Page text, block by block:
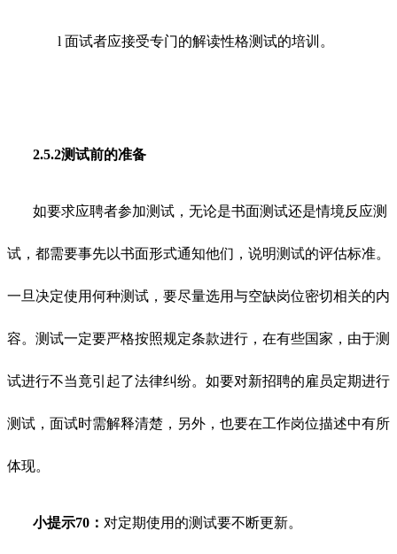
l 面试者应接受专门的解读性格测试的培训。
2.5.2测试前的准备
如要求应聘者参加测试，无论是书面测试还是情境反应测
试，都需要事先以书面形式通知他们，说明测试的评估标准。
一旦决定使用何种测试，要尽量选用与空缺岗位密切相关的内
容。测试一定要严格按照规定条款进行，在有些国家，由于测
试进行不当竟引起了法律纠纷。如要对新招聘的雇员定期进行
测试，面试时需解释清楚，另外，也要在工作岗位描述中有所
体现。
小提示70： 对定期使用的测试要不断更新。